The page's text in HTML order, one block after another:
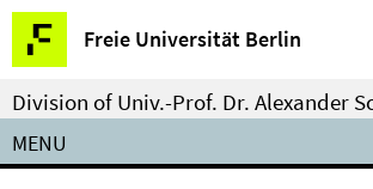
Springe
direkt
zu
Inhalt
Freie Universität Berlin
Service
Navigation
Division of Univ.-Prof. Dr. Alexander
MENU